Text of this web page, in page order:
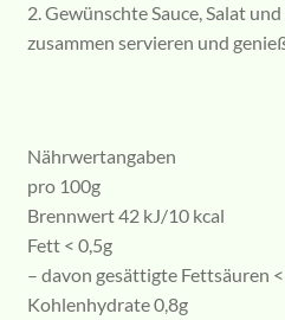
2. Gewünschte Sauce, Salat
zusammen servieren und
Nährwertangaben
pro 100g
Brennwert 42 kJ/10 kcal
Fett < 0,5g
– davon gesättigte Fettsäuren
Kohlenhydrate 0,8g